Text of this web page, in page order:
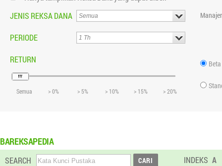
JENIS REKSA DANA
PERIODE
RETURN
Semua > 0% > 5% > 10% > 15% > 20%
Beta
BAREKSAPEDIA
SEARCH INDEKS A